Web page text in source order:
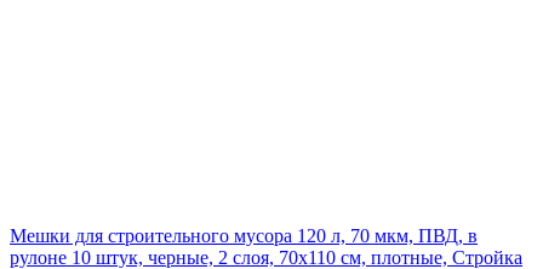
Мешки для строительного мусора 120 л, 70 мкм, ПВД, в
рулоне 10 штук, черные, 2 слоя, 70x110 см, плотные, Стройка